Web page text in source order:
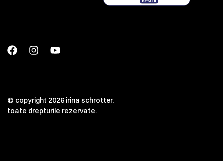
© copyright 2026 irina schrotter.
toate drepturile rezervate.